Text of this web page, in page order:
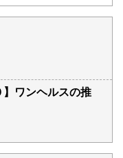
ワンヘルスの推